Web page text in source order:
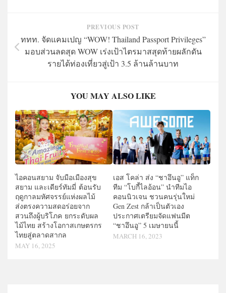
PREVIOUS POST
ททท. จัดแคมเปญ “WOW! Thailand Passport Privileges”
มอบส่วนลดสุด WOW เร่งเป้าไตรมาสสุดท้ายผลักดัน
รายได้ท่องเที่ยวสู่เป้า 3.5 ล้านล้านบาท
YOU MAY ALSO LIKE
ไอคอนสยาม จับมือเมืองสุข
สยาม และเดียร์ทัมมี่ ต้อนรับ
ฤดูกาลมหัศจรรย์แห่งผลไม้
ส่งตรงความสดอร่อยจาก
สวนถึงผู้บริโภค ยกระดับผล
ไม้ไทย สร้างโอกาสเกษตรกร
ไทยสู่ตลาดสากล
MAY 16, 2025
เอส โคล่า ส่ง “ชาอึนอู” แท็ก
ทีม “โบกี้ไลอ้อน” นำทีมไอ
คอนนิวเจน ชวนคนรุ่นใหม่
Gen Zest กล้าเป็นตัวเอง
ประกาศเตรียมจัดแฟนมีต
“ชาอึนอู” 5 เมษายนนี้
MARCH 16, 2023